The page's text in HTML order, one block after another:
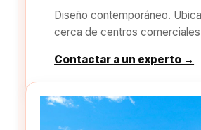
Diseño contemporáneo.
cerca de centros
Contactar a un experto →